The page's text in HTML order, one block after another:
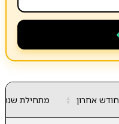
חודש אחרון ▲
▼ מתחילת שנה